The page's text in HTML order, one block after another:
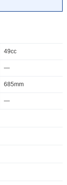
49cc
―
685mm
―